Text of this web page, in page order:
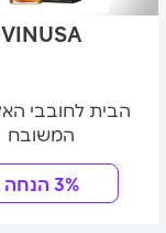
VINUSA
הבית לחובבי
המשובח
3% הנחה